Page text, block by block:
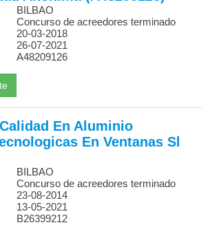
BILBAO
Concurso de acreedores terminado
20-03-2018
26-07-2021
A48209126
En Aluminio
En Ventanas Sl
BILBAO
Concurso de acreedores terminado
23-08-2014
13-05-2021
B26399212